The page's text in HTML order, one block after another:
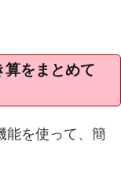
算をまとめて
能を使って、簡